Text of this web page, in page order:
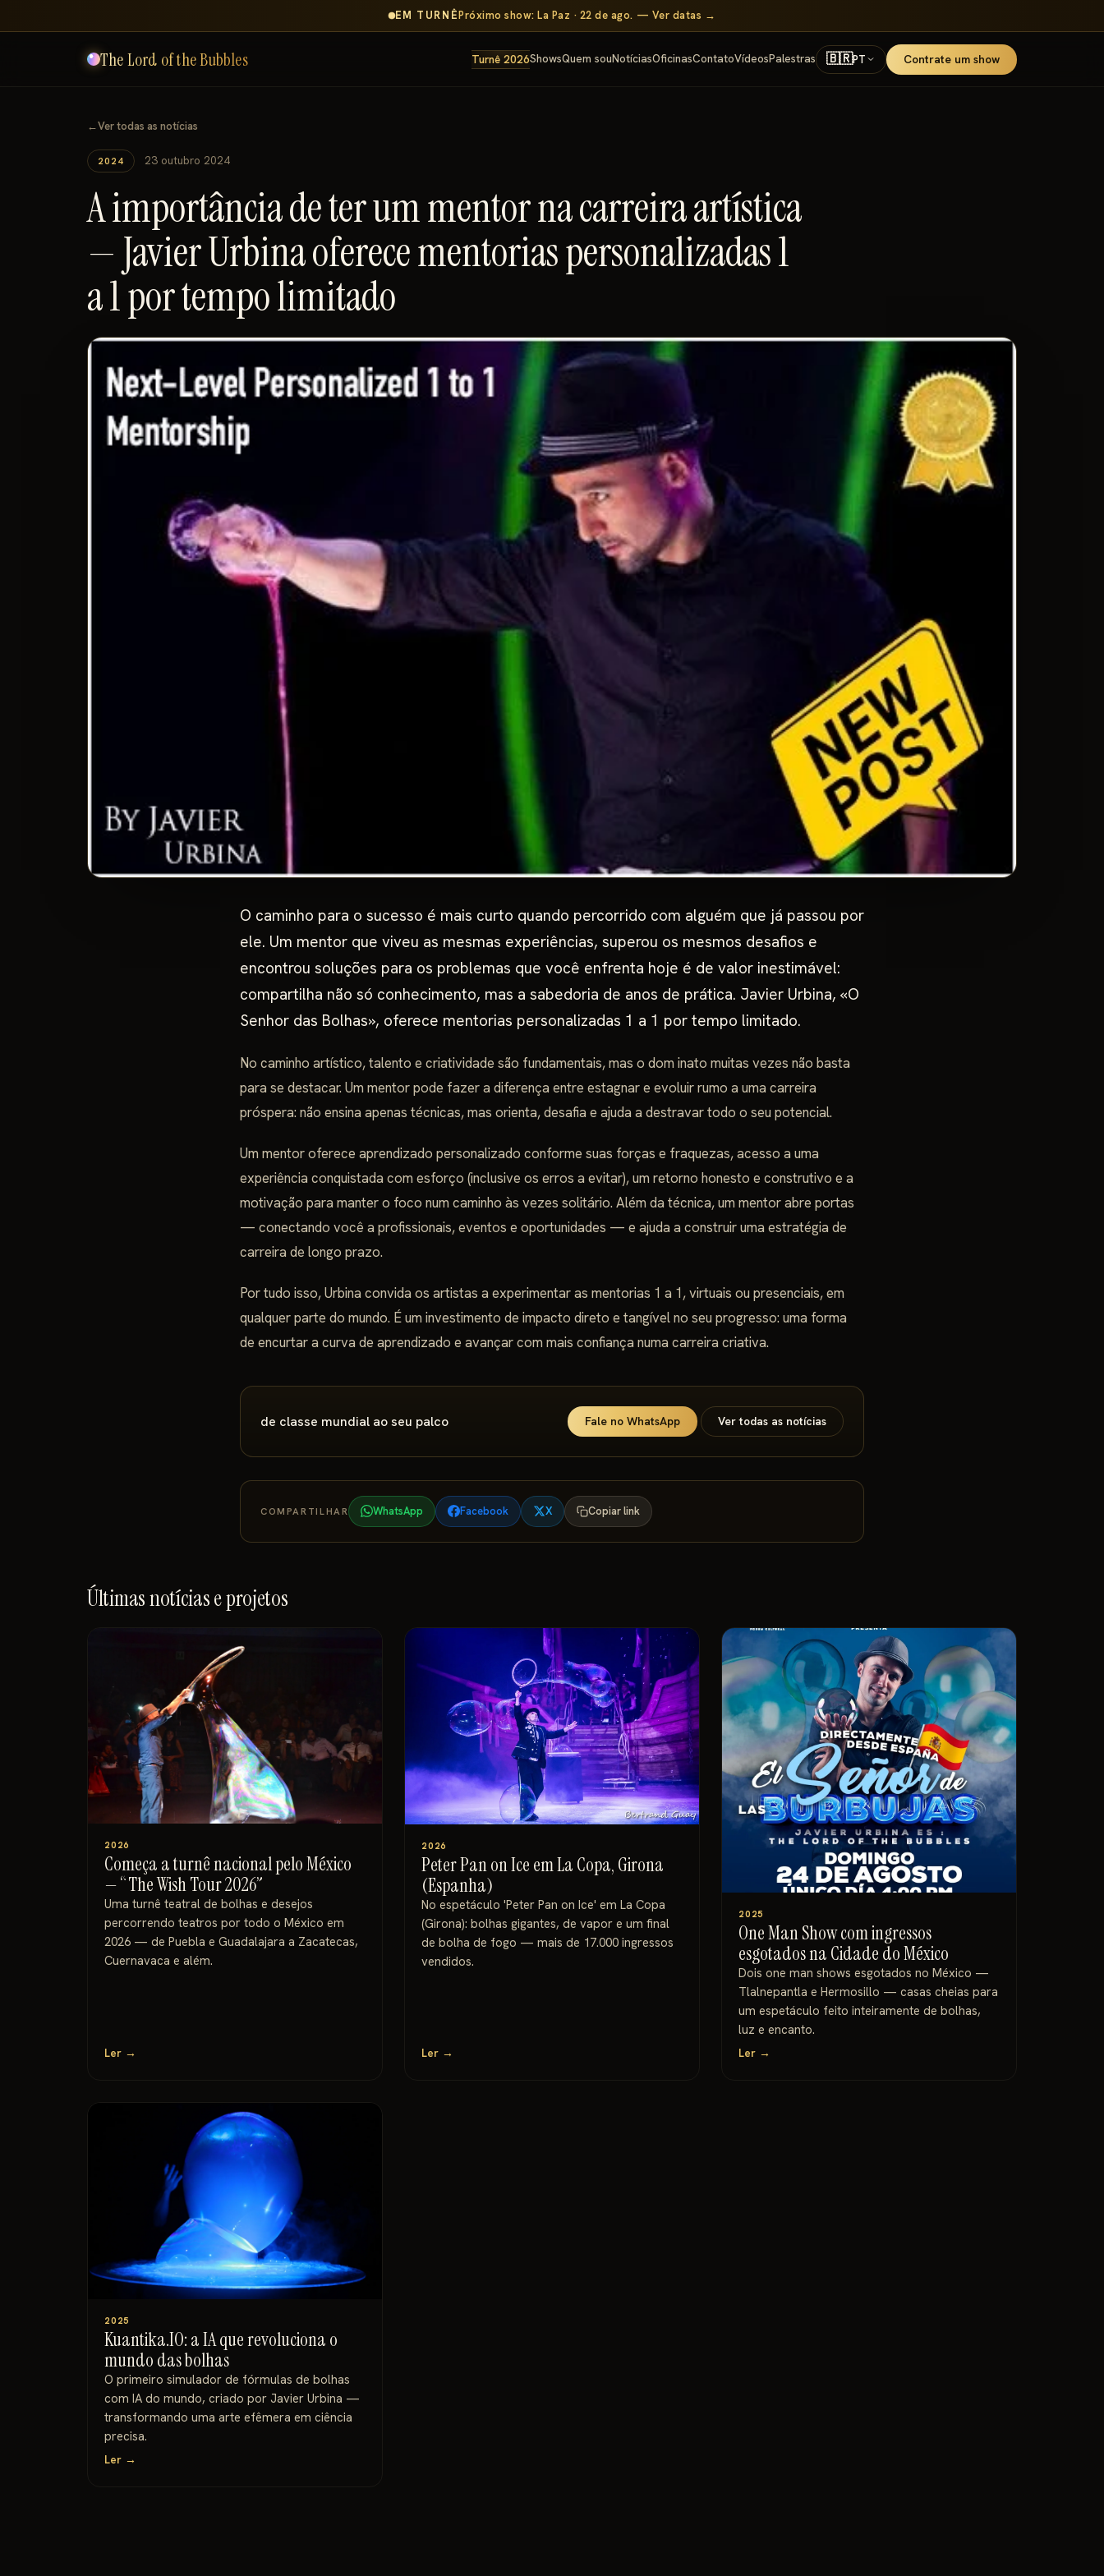
EM TURNÊPróximo show: La Paz · 22 de ago. — Ver datas →
The Lord of the Bubbles Turnê 2026ShowsQuem souNotíciasOficinasContatoVídeosPalestras 🇧🇷PT Contrate um show
←Ver todas as notícias
2024 23 outubro 2024
A importância de ter um mentor na carreira artística
— Javier Urbina oferece mentorias personalizadas 1
a 1 por tempo limitado
O caminho para o sucesso é mais curto quando percorrido com alguém que já passou por
ele. Um mentor que viveu as mesmas experiências, superou os mesmos desafios e
encontrou soluções para os problemas que você enfrenta hoje é de valor inestimável:
compartilha não só conhecimento, mas a sabedoria de anos de prática. Javier Urbina, «O
Senhor das Bolhas», oferece mentorias personalizadas 1 a 1 por tempo limitado.
No caminho artístico, talento e criatividade são fundamentais, mas o dom inato muitas vezes não basta
para se destacar. Um mentor pode fazer a diferença entre estagnar e evoluir rumo a uma carreira
próspera: não ensina apenas técnicas, mas orienta, desafia e ajuda a destravar todo o seu potencial.
Um mentor oferece aprendizado personalizado conforme suas forças e fraquezas, acesso a uma
experiência conquistada com esforço (inclusive os erros a evitar), um retorno honesto e construtivo e a
motivação para manter o foco num caminho às vezes solitário. Além da técnica, um mentor abre portas
— conectando você a profissionais, eventos e oportunidades — e ajuda a construir uma estratégia de
carreira de longo prazo.
Por tudo isso, Urbina convida os artistas a experimentar as mentorias 1 a 1, virtuais ou presenciais, em
qualquer parte do mundo. É um investimento de impacto direto e tangível no seu progresso: uma forma
de encurtar a curva de aprendizado e avançar com mais confiança numa carreira criativa.
de classe mundial ao seu palco Fale no WhatsApp Ver todas as notícias
COMPARTILHAR WhatsApp Facebook X Copiar link
Últimas notícias e projetos
2026
Começa a turnê nacional pelo México
— “The Wish Tour 2026”
Uma turnê teatral de bolhas e desejos
percorrendo teatros por todo o México em
2026 — de Puebla e Guadalajara a Zacatecas,
Cuernavaca e além.
Ler →
2026
Peter Pan on Ice em La Copa, Girona
(Espanha)
No espetáculo 'Peter Pan on Ice' em La Copa
(Girona): bolhas gigantes, de vapor e um final
de bolha de fogo — mais de 17.000 ingressos
vendidos.
Ler →
2025
One Man Show com ingressos
esgotados na Cidade do México
Dois one man shows esgotados no México —
Tlalnepantla e Hermosillo — casas cheias para
um espetáculo feito inteiramente de bolhas,
luz e encanto.
Ler →
2025
Kuantika.IO: a IA que revoluciona o
mundo das bolhas
O primeiro simulador de fórmulas de bolhas
com IA do mundo, criado por Javier Urbina —
transformando uma arte efêmera em ciência
precisa.
Ler →